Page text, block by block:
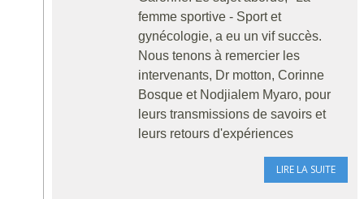
femme sportive - Sport et
gynécologie, a eu un vif succès.
Nous tenons à remercier les
intervenants, Dr motton, Corinne
Bosque et Nodjialem Myaro, pour
leurs transmissions de savoirs et
leurs retours d'expériences
LIRE LA SUITE